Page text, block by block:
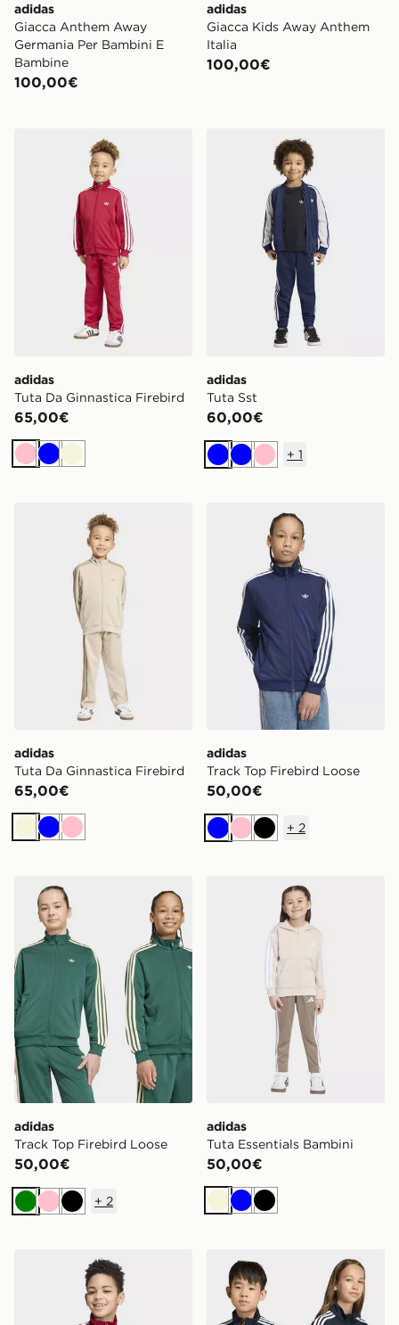
adidas
Giacca Anthem Away
Germania Per Bambini E
Bambine
100,00€
adidas
Giacca Kids Away Anthem
Italia
100,00€
adidas Tuta Da Ginnastica Firebird
adidas
Tuta Da Ginnastica Firebird
65,00€
RosaBluBeige
adidas Tuta Sst
adidas
Tuta Sst
60,00€
BluBluRosa
+ 1
adidas Tuta Da Ginnastica Firebird
adidas
Tuta Da Ginnastica Firebird
65,00€
Beige
BluRosa
adidas Track Top Firebird
adidas
Track Top Firebird Loose
50,00€
BluRosaNero
+ 2
adidas Track Top Firebird Loose
adidas
Track Top Firebird Loose
50,00€
VerdeRosaNero
+ 2
adidas Tuta Essentials
adidas
Tuta Essentials Bambini
50,00€
Beige
BluNero
adidas Track Top Firebird Looseadidas Track Top Firebird